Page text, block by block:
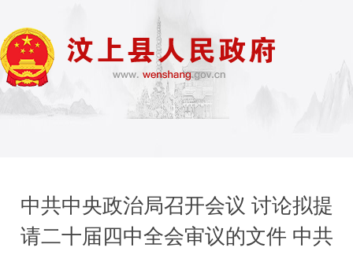
中共中央政治局召开会议 讨论拟提
请二十届四中全会审议的文件 中共